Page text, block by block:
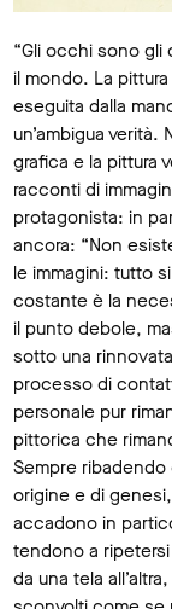
“Gli occhi sono gli
il mondo. La
eseguita dalla
un’ambigua
grafica e la pittura
racconti di
protagonista: in
ancora: “Non
le immagini: tutto
costante è la
il punto debole,
sotto una
processo di
personale pur
pittorica che
Sempre
origine e di
accadono in
tendono a
da una tela